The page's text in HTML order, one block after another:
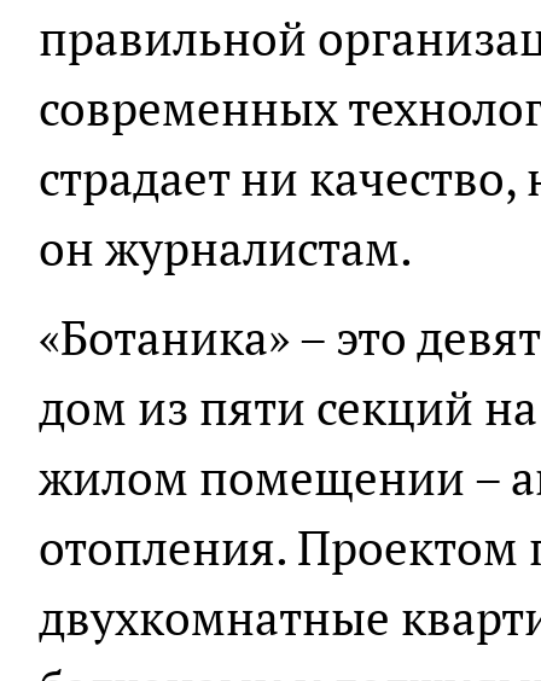
правильной
современных
страдает ни
он журналистам.
«Ботаника» – это
дом из пяти секций
жилом помещении –
отопления.
двухкомнатные